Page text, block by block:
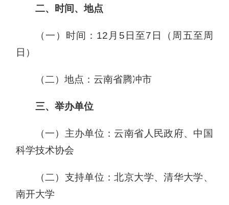
二、时间、地点
（一）时间：12月5日至7日（周五至周
日）
（二）地点：云南省腾冲市
三、举办单位
（一）主办单位：云南省人民政府、中国
科学技术协会
（二）支持单位：北京大学、清华大学、
南开大学